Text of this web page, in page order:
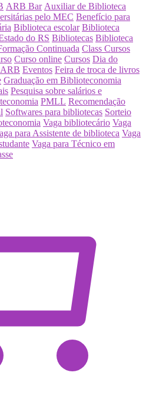
ARB Bar Auxiliar de Biblioteca
pelo MEC Benefício para
Biblioteca escolar Biblioteca
do RS Bibliotecas Biblioteca
Continuada Class Cursos
Curso online Cursos Dia do
Eventos Feira de troca de livros
Graduação em Biblioteconomia
Pesquisa sobre salários e
PMLL Recomendação
Softwares para bibliotecas Sorteio
Vaga bibliotecário Vaga
para Assistente de biblioteca Vaga
Vaga para Técnico em